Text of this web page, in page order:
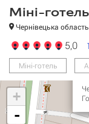
Міні-
Чернівецька
5,0 1
Міні-готель
+
-